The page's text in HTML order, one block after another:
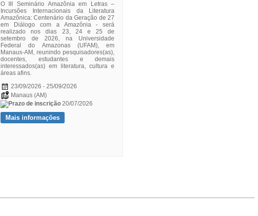
O III Seminário Amazônia em Letras –
Incursões Internacionais da Literatura
Amazônica: Centenário da Geração de 27
em Diálogo com a Amazônia - será
realizado nos dias 23, 24 e 25 de
setembro de 2026, na Universidade
Federal do Amazonas (UFAM), em
Manaus-AM, reunindo pesquisadores(as),
docentes, estudantes e demais
interessados(as) em literatura, cultura e
áreas afins.
23/09/2026 - 25/09/2026
Manaus (AM)
20/07/2026
Mais informações